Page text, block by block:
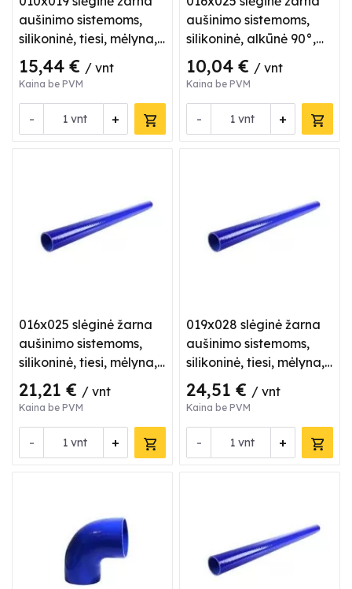
aušinimo sistemoms,
silikoninė, tiesi, mėlyna,
L 1 m
15,44 € / vnt
Kaina be PVM
- +
vnt
aušinimo sistemoms,
silikoninė, alkūnė 90°,
mėlyna
10,04 € / vnt
Kaina be PVM
- +
vnt
016x025 slėginė žarna
aušinimo sistemoms,
silikoninė, tiesi, mėlyna,
L 1 m
21,21 € / vnt
Kaina be PVM
- +
vnt
019x028 slėginė žarna
aušinimo sistemoms,
silikoninė, tiesi, mėlyna,
L 1 m
24,51 € / vnt
Kaina be PVM
- +
vnt